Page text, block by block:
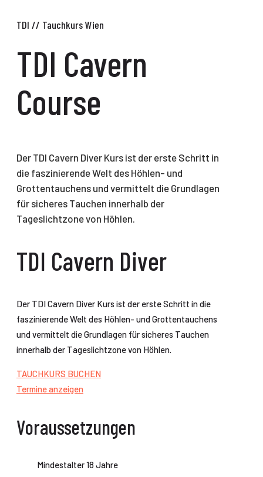
TDI Cavern
Course
Der TDI Cavern Diver Kurs ist der erste Schritt in
die faszinierende Welt des Höhlen- und
Grottentauchens und vermittelt die Grundlagen
für sicheres Tauchen innerhalb der
Tageslichtzone von Höhlen.
TDI Cavern Diver
Der TDI Cavern Diver Kurs ist der erste Schritt in die
faszinierende Welt des Höhlen- und Grottentauchens
und vermittelt die Grundlagen für sicheres Tauchen
innerhalb der Tageslichtzone von Höhlen.
TAUCHKURS BUCHEN
Termine anzeigen
Voraussetzungen
Mindestalter 18 Jahre